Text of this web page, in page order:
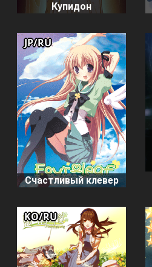
Купидон
Счастливый клевер
JP/RU
KO/RU